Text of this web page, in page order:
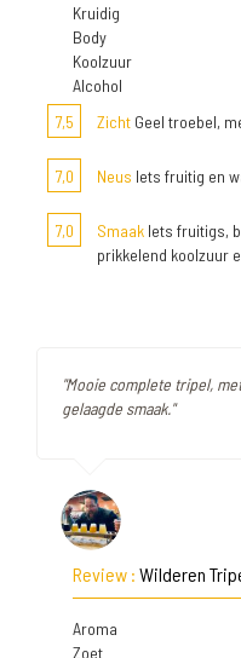
Kruidig
Body
Koolzuur
Alcohol
7,5
Zicht Geel troebel,
7,0 Neus Iets fruitig en
7,0 Smaak Iets fruitigs,
prikkelend koolzuur
"Mooie complete tripel,
gelaagde smaak."
Review : Wilderen
Aroma
Zoet